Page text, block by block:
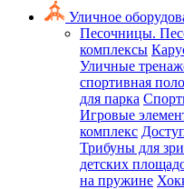
Уличное
Песочницы.
комплексы
Уличные
спортивная
для парка
Игровые
комплекс
Трибуны для
детских
на пружине